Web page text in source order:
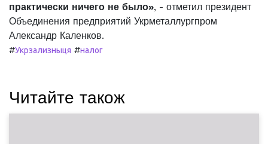
практически ничего не было», - отметил президент
Объединения предприятий Укрметаллургпром
Александр Каленков.
#Укрзализныця #налог
Читайте також